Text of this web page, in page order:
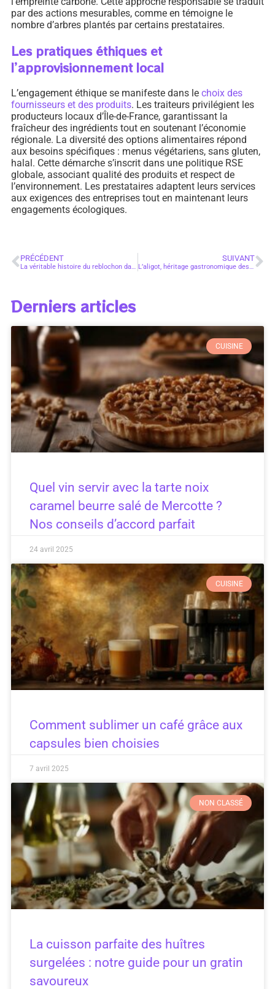
par des actions mesurables, comme en témoigne le
nombre d’arbres plantés par certains prestataires.
Les pratiques éthiques et
l’approvisionnement local
L’engagement éthique se manifeste dans le choix des
fournisseurs et des produits. Les traiteurs privilégient les
producteurs locaux d’Île-de-France, garantissant la
fraîcheur des ingrédients tout en soutenant l’économie
régionale. La diversité des options alimentaires répond
aux besoins spécifiques : menus végétariens, sans gluten,
halal. Cette démarche s’inscrit dans une politique RSE
globale, associant qualité des produits et respect de
l’environnement. Les prestataires adaptent leurs services
aux exigences des entreprises tout en maintenant leurs
engagements écologiques.
PRÉCÉDENT
La véritable histoire du reblochon dans la Recette Tartiflette, simple et efficace !
SUIVANT
L’aligot, héritage gastronomique des montagnes françaises
Derniers articles
CUISINE
Quel vin servir avec la tarte noix
caramel beurre salé de Mercotte ?
Nos conseils d’accord parfait
24 avril 2025
CUISINE
Comment sublimer un café grâce aux
capsules bien choisies
7 avril 2025
NON CLASSÉ
La cuisson parfaite des huîtres
surgelées : notre guide pour un gratin
savoureux